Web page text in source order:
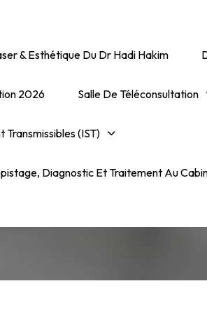
& Esthétique Du Dr Hadi Hakim
2026 Salle De Téléconsultation
(IST)
Diagnostic Et Traitement Au
Ou